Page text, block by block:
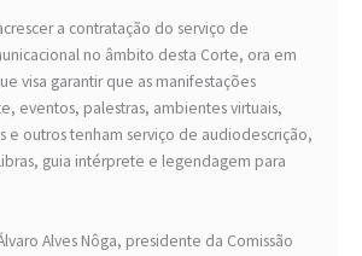
a contratação do serviço de
no âmbito desta Corte, ora em
visa garantir que as manifestações
eventos, palestras, ambientes virtuais,
e outros tenham serviço de audiodescrição,
guia intérprete e legendagem para
Alves Nôga, presidente da Comissão